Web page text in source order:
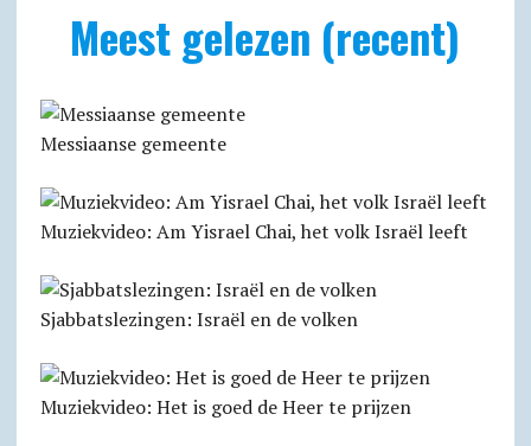
Meest gelezen (recent)
Messiaanse gemeente
Muziekvideo: Am Yisrael Chai, het volk Israël leeft
Sjabbatslezingen: Israël en de volken
Muziekvideo: Het is goed de Heer te prijzen